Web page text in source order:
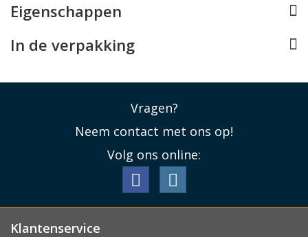
gehouden. Bovendien profiteert u van 4 opberg vakjes:
ontbreekt ook een standaardje niet. Daarmee kunt u
favoriete serie te kijken of handsfree te videobellen.
Lees minder
Eigenschappen
In de verpakking
Vragen?
Neem contact met ons op!
Volg ons online:
Klantenservice